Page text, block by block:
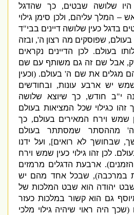
שלושה שבטים,כך שהדגל
– המלך עליהם,ולכן סימן גילוי
בדגל כעין שלושה דיינים בבי"ד
,שפוסקים מה רצון ה',ובזה
בעולם.לכן הדיינים נקראים
אבל שם זה גם משותף עם שם
מגלים את שם ה 'בעולם. (וכעין
יש ארבע עונות,ובחודשים
" ב חודש,כך שיוצא שלושה
כגילוי שכל המציאות בעולם
וירח המאירים בעולם,כך
'מההסתר שמסתתר בעולם
,שבחושך לא רואים],ועל ידנו
.לכן זהו גילוי כעין שמש וירח
).ארבעת הדגלים מרמזים
),שבכל אחד מהם יש
יהודה הוא שבט המלכות של
גם הוא קשור במלכות כעזר
שכך היה ראוי שיהיה גילוי מלכי